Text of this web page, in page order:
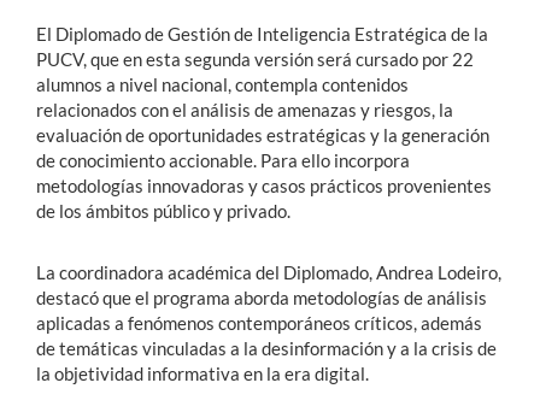
El Diplomado de Gestión de Inteligencia Estratégica de la
PUCV, que en esta segunda versión será cursado por 22
alumnos a nivel nacional, contempla contenidos
relacionados con el análisis de amenazas y riesgos, la
evaluación de oportunidades estratégicas y la generación
de conocimiento accionable. Para ello incorpora
metodologías innovadoras y casos prácticos provenientes
de los ámbitos público y privado.
La coordinadora académica del Diplomado, Andrea Lodeiro,
destacó que el programa aborda metodologías de análisis
aplicadas a fenómenos contemporáneos críticos, además
de temáticas vinculadas a la desinformación y a la crisis de
la objetividad informativa en la era digital.